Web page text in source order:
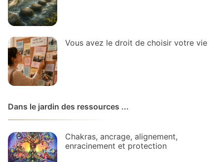
Vous avez le droit de choisir votre vie
Dans le jardin des ressources ...
Chakras, ancrage, alignement,
enracinement et protection